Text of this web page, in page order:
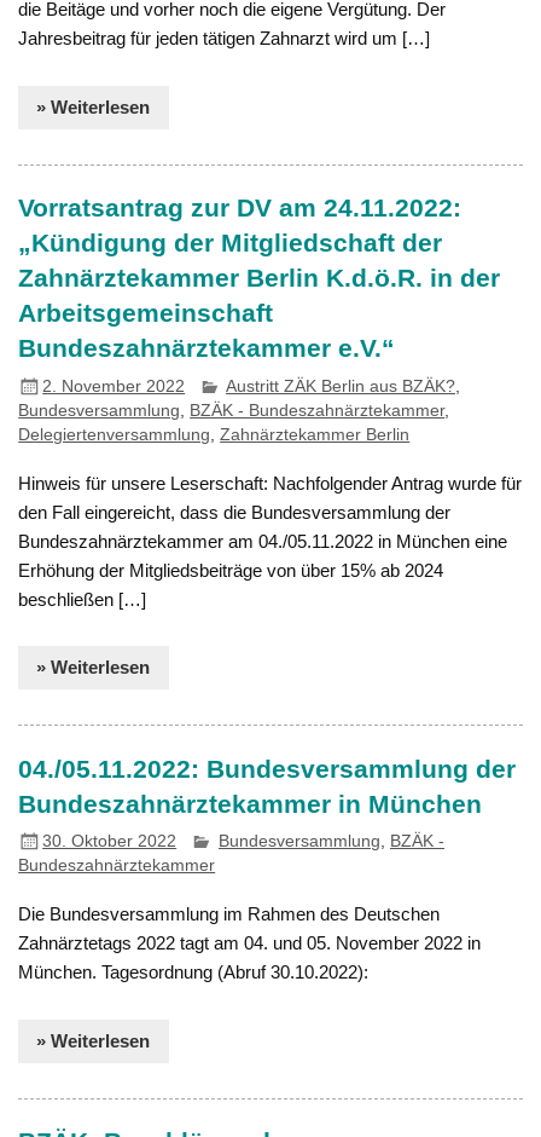
die Beitäge und vorher noch die eigene Vergütung. Der
Jahresbeitrag für jeden tätigen Zahnarzt wird um […]
» Weiterlesen
Vorratsantrag zur DV am 24.11.2022:
„Kündigung der Mitgliedschaft der
Zahnärztekammer Berlin K.d.ö.R. in der
Arbeitsgemeinschaft
Bundeszahnärztekammer e.V.“
2. November 2022 Austritt ZÄK Berlin aus BZÄK?
Bundesversammlung, BZÄK - Bundeszahnärztekammer,
Delegiertenversammlung,Zahnärztekammer Berlin
Hinweis für unsere Leserschaft: Nachfolgender Antrag wurde für
den Fall eingereicht, dass die Bundesversammlung der
Bundeszahnärztekammer am 04./05.11.2022 in München eine
Erhöhung der Mitgliedsbeiträge von über 15% ab 2024
beschließen […]
» Weiterlesen
04./05.11.2022: Bundesversammlung der
Bundeszahnärztekammer in München
30. Oktober 2022 Bundesversammlung, BZÄK -
Bundeszahnärztekammer
Die Bundesversammlung im Rahmen des Deutschen
Zahnärztetags 2022 tagt am 04. und 05. November 2022 in
München. Tagesordnung (Abruf 30.10.2022):
» Weiterlesen